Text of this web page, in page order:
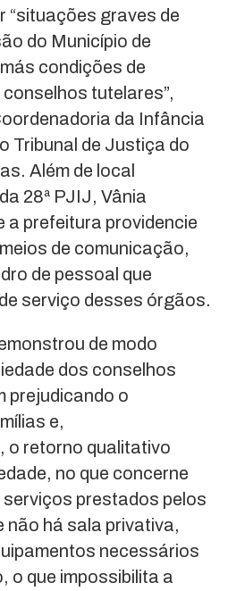
“situações graves de
do Município de
condições de
tutelares”,
da Infância
Tribunal de Justiça do
Além de local
28ª PJIJ, Vânia
a prefeitura providencie
de comunicação,
de pessoal que
serviço desses órgãos.
de modo
dos conselhos
prejudicando o
e,
o retorno qualitativo
no que concerne
prestados pelos
não há sala privativa,
necessários
o que impossibilita a